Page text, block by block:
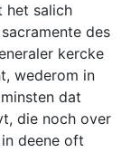
het salich
des
kercke
wederom in
dat
die noch over
deene oft